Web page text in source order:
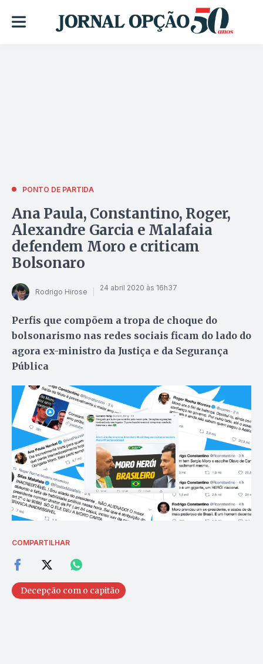
PONTO DE PARTIDA
Ana Paula, Constantino, Roger,
Alexandre Garcia e Malafaia
defendem Moro e criticam
Bolsonaro
Rodrigo Hirose 24 abril 2020 às 16h37
Perfis que compõem a tropa de choque do
bolsonarismo nas redes sociais ficam do lado do
agora ex-ministro da Justiça e da Segurança
Pública
COMPARTILHAR
Decepção com o capitão